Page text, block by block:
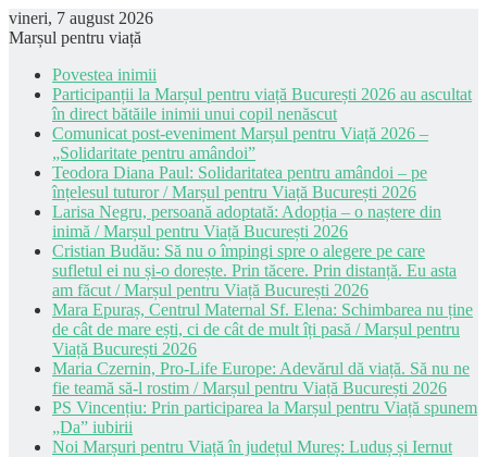
vineri, 7 august 2026
Marșul pentru viață
Povestea inimii
Participanții la Marșul pentru viață București 2026 au ascultat
în direct bătăile inimii unui copil nenăscut
Comunicat post-eveniment Marșul pentru Viață 2026 –
„Solidaritate pentru amândoi”
Teodora Diana Paul: Solidaritatea pentru amândoi – pe
înțelesul tuturor / Marșul pentru Viață București 2026
Larisa Negru, persoană adoptată: Adopția – o naștere din
inimă / Marșul pentru Viață București 2026
Cristian Budău: Să nu o împingi spre o alegere pe care
sufletul ei nu și-o dorește. Prin tăcere. Prin distanță. Eu asta
am făcut / Marșul pentru Viață București 2026
Mara Epuraș, Centrul Maternal Sf. Elena: Schimbarea nu ține
de cât de mare ești, ci de cât de mult îți pasă / Marșul pentru
Viață București 2026
Maria Czernin, Pro-Life Europe: Adevărul dă viață. Să nu ne
fie teamă să-l rostim / Marșul pentru Viață București 2026
PS Vincențiu: Prin participarea la Marșul pentru Viață spunem
„Da” iubirii
Noi Marșuri pentru Viață în județul Mureș: Luduș și Iernut